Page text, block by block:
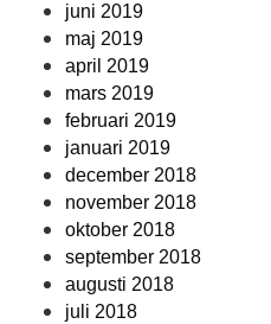
juni 2019
maj 2019
april 2019
mars 2019
februari 2019
januari 2019
december 2018
november 2018
oktober 2018
september 2018
augusti 2018
juli 2018